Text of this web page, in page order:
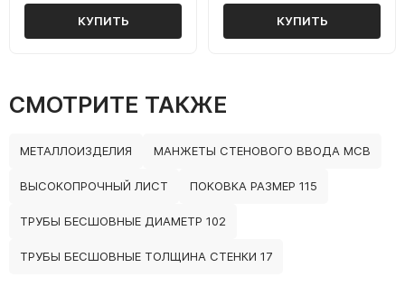
КУПИТЬ КУПИТЬ
СМОТРИТЕ ТАКЖЕ
МЕТАЛЛОИЗДЕЛИЯ МАНЖЕТЫ СТЕНОВОГО ВВОДА МСВ
ВЫСОКОПРОЧНЫЙ ЛИСТ ПОКОВКА РАЗМЕР 115
ТРУБЫ БЕСШОВНЫЕ ДИАМЕТР 102
ТРУБЫ БЕСШОВНЫЕ ТОЛЩИНА СТЕНКИ 17